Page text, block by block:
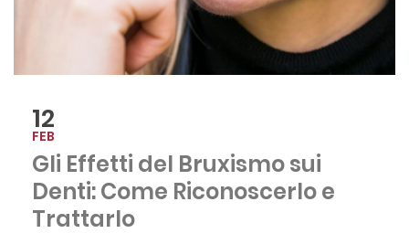
12
FEB
Gli Effetti del Bruxismo sui
Denti: Come Riconoscerlo e
Trattarlo